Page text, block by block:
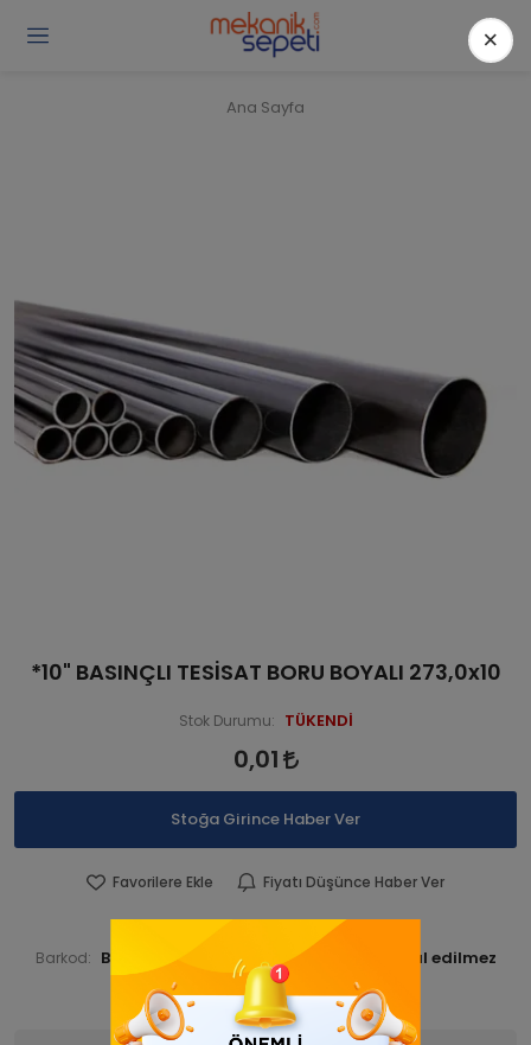
Ana Sayfa
*10" BASINÇLI TESİSAT BORU BOYALI 273,0x10
Stok Durumu: TÜKENDİ
0,01
Stoğa Girince Haber Ver
Favorilere Ekle Fiyatı Düşünce Haber Ver
BORBORBOY 000047
Barkod: BORBORBOY000047 İade Bilgisi:
×